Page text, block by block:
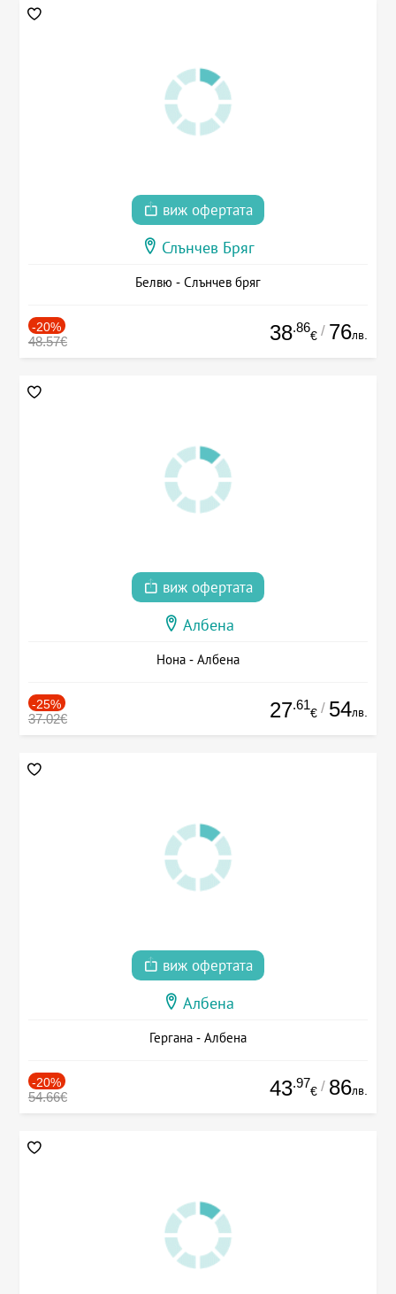
виж офертата
Слънчев Бряг
Белвю - Слънчев бряг
-20%
48.57€ 38.86
€ / 76лв.
виж офертата
Албена
Нона - Албена
-25%
37.02€ 27.61
€ / 54лв.
виж офертата
Албена
Гергана - Албена
-20%
54.66€ 43.97
€ / 86лв.